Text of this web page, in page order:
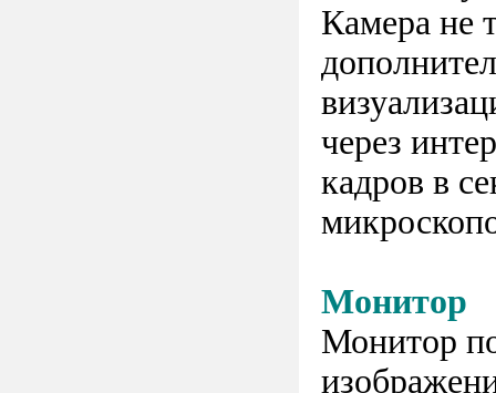
Камера не
через
кадров в
Монитор
Монитор